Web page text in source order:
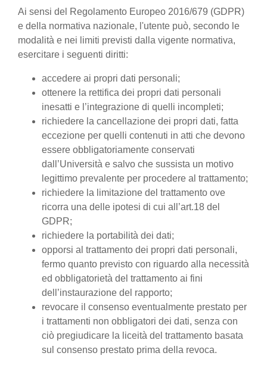
Ai sensi del Regolamento Europeo 2016/679 (GDPR)
e della normativa nazionale, l'utente può, secondo le
modalità e nei limiti previsti dalla vigente normativa,
esercitare i seguenti diritti:
accedere ai propri dati personali;
ottenere la rettifica dei propri dati personali
inesatti e l’integrazione di quelli incompleti;
richiedere la cancellazione dei propri dati, fatta
eccezione per quelli contenuti in atti che devono
essere obbligatoriamente conservati
dall’Università e salvo che sussista un motivo
legittimo prevalente per procedere al trattamento;
richiedere la limitazione del trattamento ove
ricorra una delle ipotesi di cui all’art.18 del
GDPR;
richiedere la portabilità dei dati;
opporsi al trattamento dei propri dati personali,
fermo quanto previsto con riguardo alla necessità
ed obbligatorietà del trattamento ai fini
dell’instaurazione del rapporto;
revocare il consenso eventualmente prestato per
i trattamenti non obbligatori dei dati, senza con
ciò pregiudicare la liceità del trattamento basata
sul consenso prestato prima della revoca.